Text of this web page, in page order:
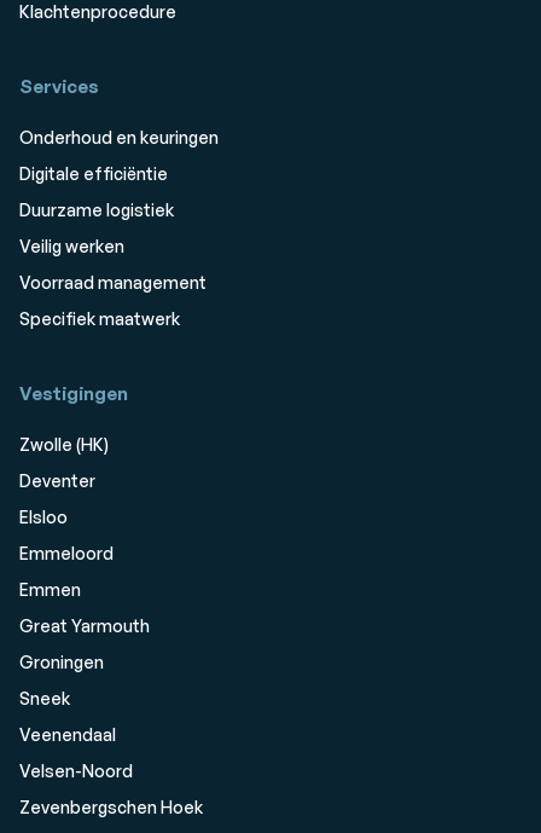
Klachtenprocedure
Services
Onderhoud en keuringen
Digitale efficiëntie
Duurzame logistiek
Veilig werken
Voorraad management
Specifiek maatwerk
Vestigingen
Zwolle (HK)
Deventer
Elsloo
Emmeloord
Emmen
Great Yarmouth
Groningen
Sneek
Veenendaal
Velsen-Noord
Zevenbergschen Hoek